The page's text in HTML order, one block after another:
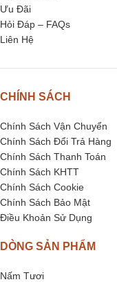
Ưu Đãi
Hỏi Đáp – FAQs
Liên Hệ
CHÍNH SÁCH
Chính Sách Vận Chuyển
Chính Sách Đổi Trả Hàng
Chính Sách Thanh Toán
Chính Sách KHTT
Chính Sách Cookie
Chính Sách Bảo Mật
Điều Khoản Sử Dụng
DÒNG SẢN PHẨM
Nấm Tươi